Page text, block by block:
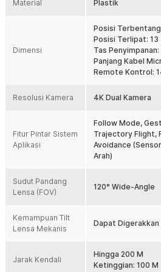
Desain Lipat Ringkas Lengkap dengan
Anda bisa membawa perangkat ini ke
mengkhawatirkan masalah
adopsi arsitektur bodi lipat (foldable
sekitar 13 x 8.5 x 5.5 cm sehingga
perlindungan ekstra terhadap
patah, menjadikannya teman ekspedisi
tidak merepotkan.
Anda terbebas dari rasa cemas akan
Komponen sensor otomatis ini
depan, kanan, dan kiri drone untuk
adanya potensi benturan, sistem sirkuit
langsung mengoreksi arah penerbangan
Material Plastik
Dimensi
Posisi
Posisi Terlipat: 13
Tas
Panjang Kabel
Remote Kontrol:
Resolusi Kamera 4K Dual Kamera
Fitur Pintar Sistem
Aplikasi
Follow Mode,
Trajectory Flight,
Avoidance
Arah)
Sudut Pandang
Lensa (FOV)
120° Wide-Angle
Kemampuan Tilt
Lensa Mekanis
Dapat Digerakkan
Jarak Kendali
Hingga 200 M
Ketinggian: 100 M